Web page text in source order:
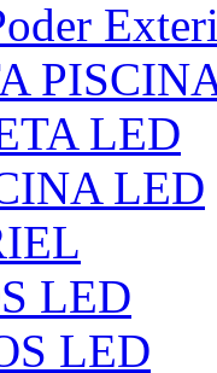
LED
LED
LED
LED